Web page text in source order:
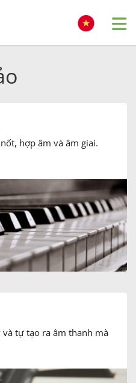
hợp âm và âm giai.
và tự tạo ra âm thanh mà